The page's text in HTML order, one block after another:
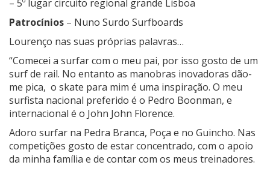
– 5º lugar circuito regional grande Lisboa
Patrocínios – Nuno Surdo Surfboards
Lourenço nas suas próprias palavras…
“Comecei a surfar com o meu pai, por isso gosto de um
surf de rail. No entanto as manobras inovadoras dão-
me pica, o skate para mim é uma inspiração. O meu
surfista nacional preferido é o Pedro Boonman, e
internacional é o John John Florence.
Adoro surfar na Pedra Branca, Poça e no Guincho. Nas
competições gosto de estar concentrado, com o apoio
da minha família e de contar com os meus treinadores.